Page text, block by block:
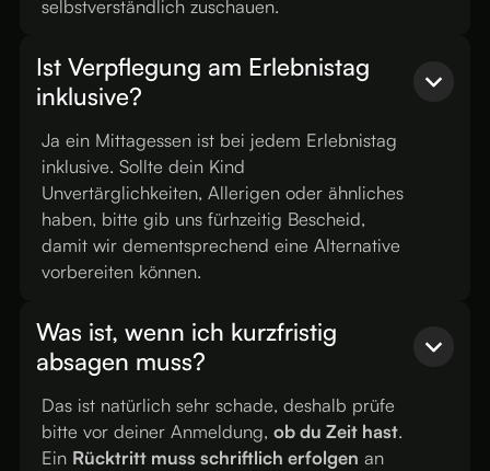
selbstverständlich zuschauen.
Ist Verpflegung am Erlebnistag
inklusive?
Ja ein Mittagessen ist bei jedem Erlebnistag
inklusive. Sollte dein Kind
Unvertärglichkeiten, Allerigen oder ähnliches
haben, bitte gib uns fürhzeitig Bescheid,
damit wir dementsprechend eine Alternative
vorbereiten können.
Was ist, wenn ich kurzfristig
absagen muss?
Das ist natürlich sehr schade, deshalb prüfe
bitte vor deiner Anmeldung,ob du Zeit hast.
Ein Rücktritt muss schriftlich erfolgen an